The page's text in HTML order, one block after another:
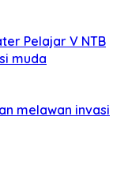
Pelajar V NTB
muda
melawan invasi